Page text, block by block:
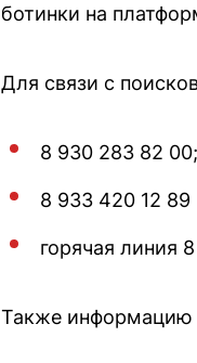
ботинки на
Для связи с
8 930 283 82 00;
8 933 420 12
горячая линия
Также информацию